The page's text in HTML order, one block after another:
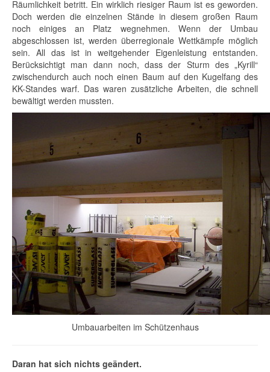
Räumlichkeit betritt. Ein wirklich riesiger Raum ist es geworden.
Doch werden die einzelnen Stände in diesem großen Raum
noch einiges an Platz wegnehmen. Wenn der Umbau
abgeschlossen ist, werden überregionale Wettkämpfe möglich
sein. All das ist in weitgehender Eigenleistung entstanden.
Berücksichtigt man dann noch, dass der Sturm des „Kyrill“
zwischendurch auch noch einen Baum auf den Kugelfang des
KK-Standes warf. Das waren zusätzliche Arbeiten, die schnell
bewältigt werden mussten.
Umbauarbeiten im Schützenhaus
Daran hat sich nichts geändert.